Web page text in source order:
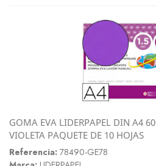
GOMA EVA LIDERPAPEL DIN A4
VIOLETA PAQUETE DE 10 HOJAS
Referencia: 78490-GE78